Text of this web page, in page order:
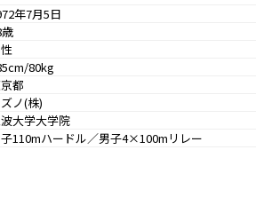
年7月5日
80kg
都
ノ(株)
大学大学院
110mハードル／男子4×100mリレー